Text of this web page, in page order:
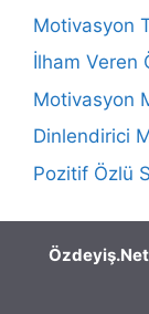
Motivasyon
İlham Veren
Motivasyon
Dinlendirici
Pozitif Özlü
Özdeyiş.Net